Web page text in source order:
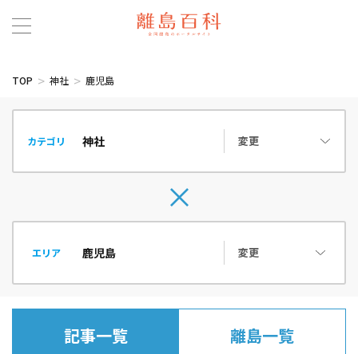
TOP 神社 鹿児島
カテゴリ 変更
エリア 変更
記事一覧 離島一覧